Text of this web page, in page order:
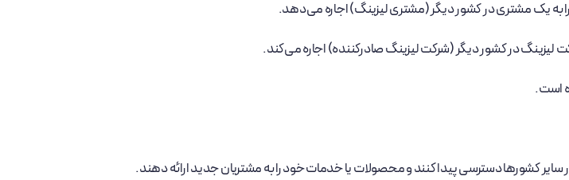
به یک مشتری در کشور دیگر (مشتری لیزینگ) اجاره می‌دهد.
لیزینگ در کشور دیگر (شرکت لیزینگ صادرکننده) اجاره می‌کند.
است.
کشورها دسترسی پیدا کنند و محصولات یا خدمات خود را به مشتریان جدید ارائه دهند.